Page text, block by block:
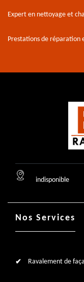
Expert en nettoyage et
Prestations de réparation
indisponible
Nos Services
Ravalement de